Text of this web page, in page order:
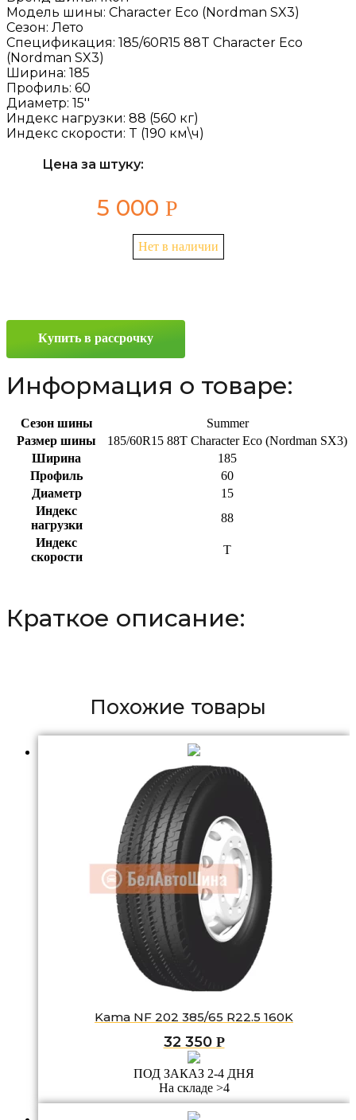
Модель шины: Character Eco (Nordman SX3)
Сезон: Лето
Спецификация: 185/60R15 88T Character Eco
(Nordman SX3)
Ширина: 185
Профиль: 60
Диаметр: 15''
Индекс нагрузки: 88 (560 кг)
Индекс скорости: T (190 км\ч)
Цена за штуку:
5 000 Р
Нет в наличии
Купить в рассрочку
Информация о товаре:
Сезон шины
Summer
Размер шины
185/60R15 88T Character Eco (Nordman SX3)
Ширина
185
Профиль
60
Диаметр
15
Индекс
нагрузки
88
Индекс
скорости
T
Краткое описание:
Похожие товары
Kama NF 202 385/65 R22.5 160K
32 350 Р
ПОД ЗАКАЗ 2-4 ДНЯ
На складе >4